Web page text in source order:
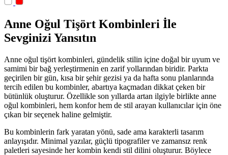
Anne Oğul Tişört Kombinleri İle
Sevginizi Yansıtın
Anne oğul tişört kombinleri, gündelik stilin içine doğal bir uyum ve
samimi bir bağ yerleştirmenin en zarif yollarından biridir. Parkta
geçirilen bir gün, kısa bir şehir gezisi ya da hafta sonu planlarında
tercih edilen bu kombinler, abartıya kaçmadan dikkat çeken bir
bütünlük oluşturur. Özellikle son yıllarda artan ilgiyle birlikte anne
oğul kombinleri, hem konfor hem de stil arayan kullanıcılar için öne
çıkan bir seçenek haline gelmiştir.
Bu kombinlerin fark yaratan yönü, sade ama karakterli tasarım
anlayışıdır. Minimal yazılar, güçlü tipografiler ve zamansız renk
paletleri sayesinde her kombin kendi stil dilini oluşturur. Böylece